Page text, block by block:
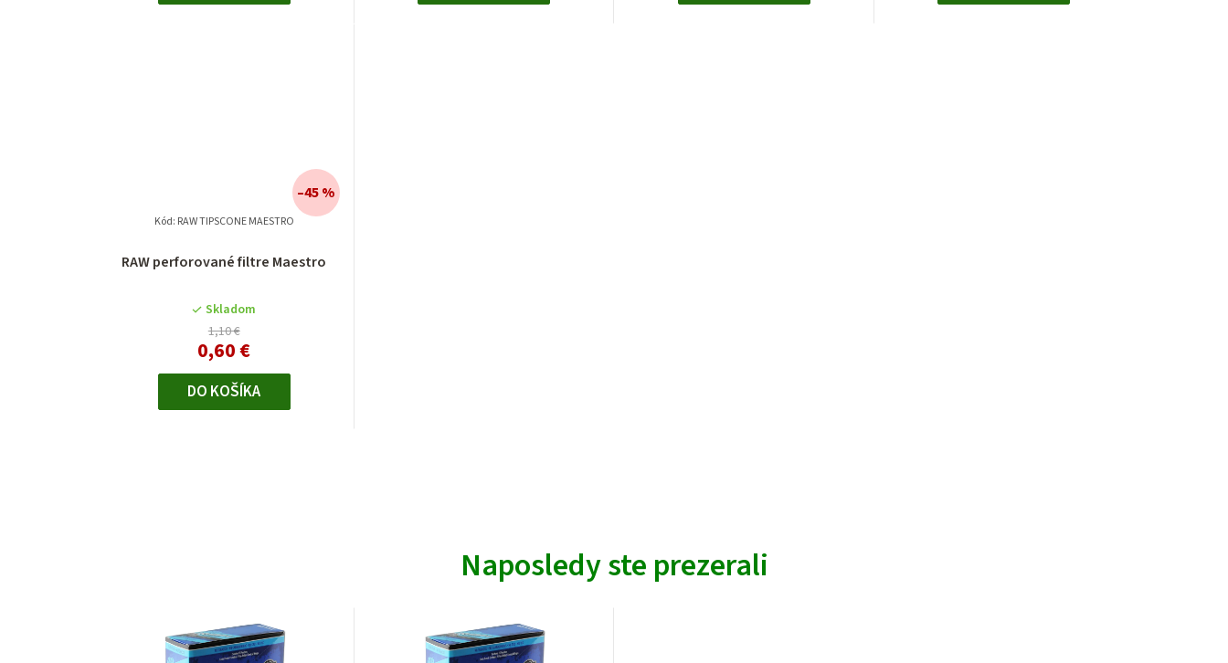
RAW perforované filtre Maestro
Skladom
1,10 €
0,60 €
–45 %
DO KOŠÍKA
Kód: RAW TIPSCONE MAESTRO
Naposledy ste prezerali